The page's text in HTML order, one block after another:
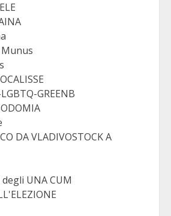
GREENB
DA VLADIVOSTOCK A
UNA CUM